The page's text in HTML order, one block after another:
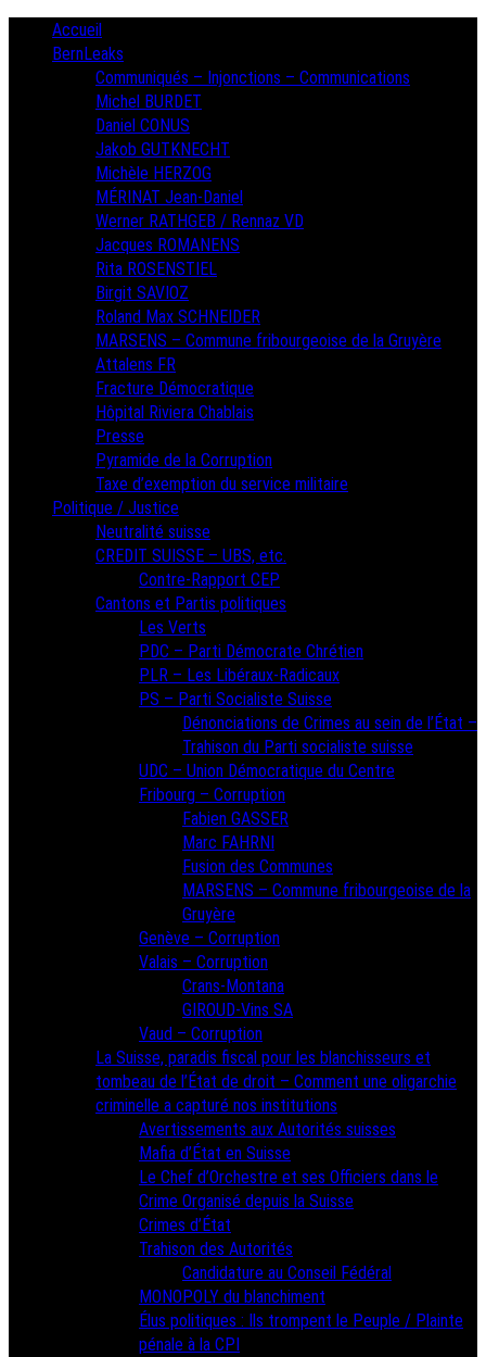
PrimaryAccueil
BernLeaks
Communiqués – Injonctions – Communications
Michel BURDET
Daniel CONUS
Jakob GUTKNECHT
Michèle HERZOG
MÉRINAT Jean-Daniel
Werner RATHGEB / Rennaz VD
Jacques ROMANENS
Rita ROSENSTIEL
Birgit SAVIOZ
Roland Max SCHNEIDER
MARSENS – Commune fribourgeoise de la Gruyère
Attalens FR
Fracture Démocratique
Hôpital Riviera Chablais
Presse
Pyramide de la Corruption
Taxe d’exemption du service militaire
Politique / Justice
Neutralité suisse
CREDIT SUISSE – UBS, etc.
Contre-Rapport CEP
Cantons et Partis politiques
Les Verts
PDC – Parti Démocrate Chrétien
PLR – Les Libéraux-Radicaux
PS – Parti Socialiste Suisse
Dénonciations de Crimes au sein de l’État –
Trahison du Parti socialiste suisse
UDC – Union Démocratique du Centre
Fribourg – Corruption
Fabien GASSER
Marc FAHRNI
Fusion des Communes
MARSENS – Commune fribourgeoise de la
Gruyère
Genève – Corruption
Valais – Corruption
Crans-Montana
GIROUD-Vins SA
Vaud – Corruption
La Suisse, paradis fiscal pour les blanchisseurs et
tombeau de l’État de droit – Comment une oligarchie
criminelle a capturé nos institutions
Avertissements aux Autorités suisses
Mafia d’État en Suisse
Le Chef d’Orchestre et ses Officiers dans le
Crime Organisé depuis la Suisse
Crimes d’État
Trahison des Autorités
Candidature au Conseil Fédéral
MONOPOLY du blanchiment
Élus politiques : Ils trompent le Peuple / Plainte
pénale à la CPI